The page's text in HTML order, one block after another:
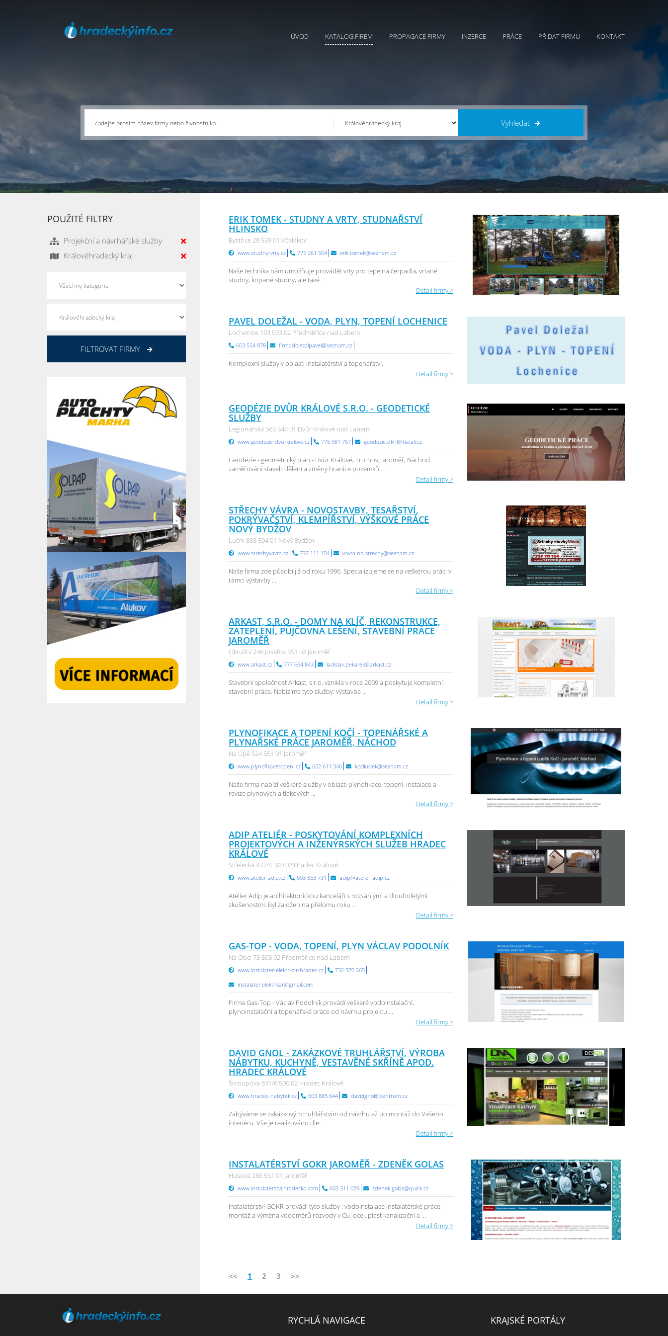
ÚVOD KATALOG FIREM PROPAGACE FIRMY INZERCE PRÁCE PŘIDAT FIRMU KONTAKT
Vyhledat
ERIK TOMEK - STUDNY A VRTY, STUDNAŘSTVÍ
HLINSKO
Bystřice 28 539 01 Včelákov
www.studny-vrty.cz 775 261 504 erik.tomek@seznam.cz
Naše technika nám umožňuje provádět vrty pro tepelná čerpadla, vrtané
studny, kopané studny, ale také ...
Detail firmy >
PAVEL DOLEŽAL - VODA, PLYN, TOPENÍ LOCHENICE
Lochenice 103 503 02 Předměřice nad Labem
603 554 878 firmadolezalpavel@seznam.cz
Komplexní služby v oblasti instalatérství a topenářství.
Detail firmy >
GEODÉZIE DVŮR KRÁLOVÉ S.R.O. - GEODETICKÉ
SLUŽBY
Legionářská 563 544 01 Dvůr Králové nad Labem
www.geodezie-dvurkralove.cz 775 981 757 geodezie.dknl@tiscali.cz
Geodézie - geometrický plán - Dvůr Králové, Trutnov, Jaroměř, Náchod:
zaměřování staveb dělení a změny hranice pozemků ...
Detail firmy >
STŘECHY VÁVRA - NOVOSTAVBY, TESAŘSTVÍ,
POKRÝVAČSTVÍ, KLEMPÍŘSTVÍ, VÝŠKOVÉ PRÁCE
NOVÝ BYDŽOV
Luční 888 504 01 Nový Bydžov
www.strechyvavra.cz 737 111 154 vavra.nb.strechy@seznam.cz
Naše firma zde působí již od roku 1996. Specializujeme se na veškerou práci v
rámci výstavby ...
Detail firmy >
ARKAST, S.R.O. - DOMY NA KLÍČ, REKONSTRUKCE,
ZATEPLENÍ, PŮJČOVNA LEŠENÍ, STAVEBNÍ PRÁCE
JAROMĚŘ
Okružní 246 Josefov 551 02 Jaroměř
www.arkast.cz 777 664 843 ladislav.pekarek@arkast.cz
Stavební společnost Arkast, s.r.o. vznikla v roce 2009 a poskytuje kompletní
stavební práce. Nabízíme tyto služby: výstavba ...
Detail firmy >
PLYNOFIKACE A TOPENÍ KOČÍ - TOPENÁŘSKÉ A
PLYNAŘSKÉ PRÁCE JAROMĚŘ, NÁCHOD
Na Úpě 524 551 01 Jaroměř
www.plynofikacetopeni.cz 602 611 346 kociludek@seznam.cz
Naše firma nabízí veškeré služby v oblasti plynofikace, topení, instalace a
revize plynových a tlakových ...
Detail firmy >
ADIP ATELIÉR - POSKYTOVÁNÍ KOMPLEXNÍCH
PROJEKTOVÝCH A INŽENÝRSKÝCH SLUŽEB HRADEC
KRÁLOVÉ
Střelecká 437/4 500 02 Hradec Králové
www.atelier-adip.cz 603 853 731 adip@atelier-adip.cz
Atelier Adip je architektonickou kanceláří s rozsáhlými a dlouholetými
zkušenostmi. Byl založen na přelomu roku ...
Detail firmy >
GAS-TOP - VODA, TOPENÍ, PLYN VÁCLAV PODOLNÍK
Na Obci 73 503 02 Předměřice nad Labem
www.instalater-elektrikar-hradec.cz
732 370 265
instalater.elektrikar@gmail.com
Firma Gas-Top - Václav Podolník provádí veškeré vodoinstalační,
plynoinstalační a topenářské práce od návrhu projektu ...
Detail firmy >
DAVID GNOL - ZAKÁZKOVÉ TRUHLÁŘSTVÍ, VÝROBA
NÁBYTKU, KUCHYNĚ, VESTAVĚNÉ SKŘÍNĚ APOD.
HRADEC KRÁLOVÉ
Škroupova 631/6 500 02 Hradec Králové
www.hradec-nabytek.cz 603 885 644 davidgnol@centrum.cz
Zabýváme se zakázkovým truhlářstvím od návrhu až po montáž do Vašeho
interiéru. Vše je realizováno dle ...
Detail firmy >
INSTALATÉRSTVÍ GOKR JAROMĚŘ - ZDENĚK GOLAS
Husova 286 551 01 Jaroměř
www.instalaterstvi.hradecko.com 603 311 029 zdenek.golas@quick.cz
Instalatérství GOKR provádí tyto služby : vodoinstalace instalatérské práce
montáž a výměna vodoměrů rozvody v Cu, ocel, plast kanalizační a ...
Detail firmy >
<< 1 2 3 >>
POUŽITÉ FILTRY
Projekční a návrhářské služby
Královéhradecký kraj
FILTROVAT FIRMY
RYCHLÁ NAVIGACE KRAJSKÉ PORTÁLY